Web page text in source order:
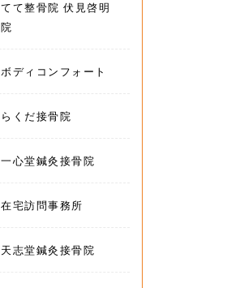
てて整骨院 伏見啓明
院
ボディコンフォート
らくだ接骨院
一心堂鍼灸接骨院
在宅訪問事務所
天志堂鍼灸接骨院